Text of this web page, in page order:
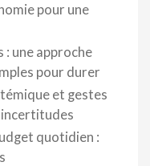
pour une
une approche
pour durer
et gestes
incertitudes
quotidien :